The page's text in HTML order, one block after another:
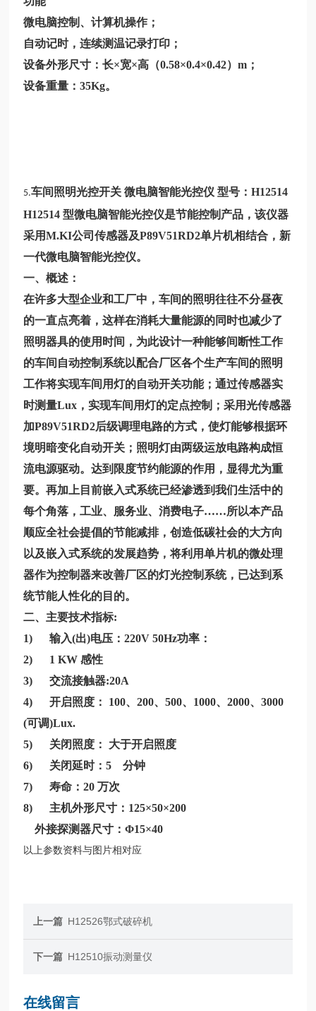
微电脑控制、计算机操作；
自动记时，连续测温记录打印；
设备外形尺寸：长×宽×高（0.58×0.4×0.42）m；
设备重量：35Kg。
5.车间照明光控开关 微电脑智能光控仪 型号：H12514
H12514型微电脑智能光控仪是节能控制产品，该仪器
采用M.KI公司传感器及P89V51RD2单片机相结合，新
一代微电脑智能光控仪。
一、概述：
在许多大型企业和工厂中，车间的照明往往不分昼夜
的一直点亮着，这样在消耗大量能源的同时也减少了
照明器具的使用时间，为此设计一种能够间断性工作
的车间自动控制系统以配合厂区各个生产车间的照明
工作将实现车间用灯的自动开关功能；通过传感器实
时测量Lux，实现车间用灯的定点控制；采用光传感器
加P89V51RD2后级调理电路的方式，使灯能够根据环
境明暗变化自动开关；照明灯由两级运放电路构成恒
流电源驱动。达到限度节约能源的作用，显得尤为重
要。再加上目前嵌入式系统已经渗透到我们生活中的
每个角落，工业、服务业、消费电子……所以本产品
顺应全社会提倡的节能减排，创造低碳社会的大方向
以及嵌入式系统的发展趋势，将利用单片机的微处理
器作为控制器来改善厂区的灯光控制系统，已达到系
统节能人性化的目的。
二、主要技术指标:
1) 输入(出)电压：220V 50Hz功率：
2) 1 KW 感性
3) 交流接触器:20A
4) 开启照度： 100、200、500、1000、2000、3000
(可调)Lux.
5) 关闭照度： 大于开启照度
6) 关闭延时：5 分钟
7) 寿命：20 万次
8) 主机外形尺寸：125×50×200
外接探测器尺寸：Φ15×40
以上参数资料与图片相对应
上一篇 H12526鄂式破碎机
下一篇 H12510振动测量仪
在线留言